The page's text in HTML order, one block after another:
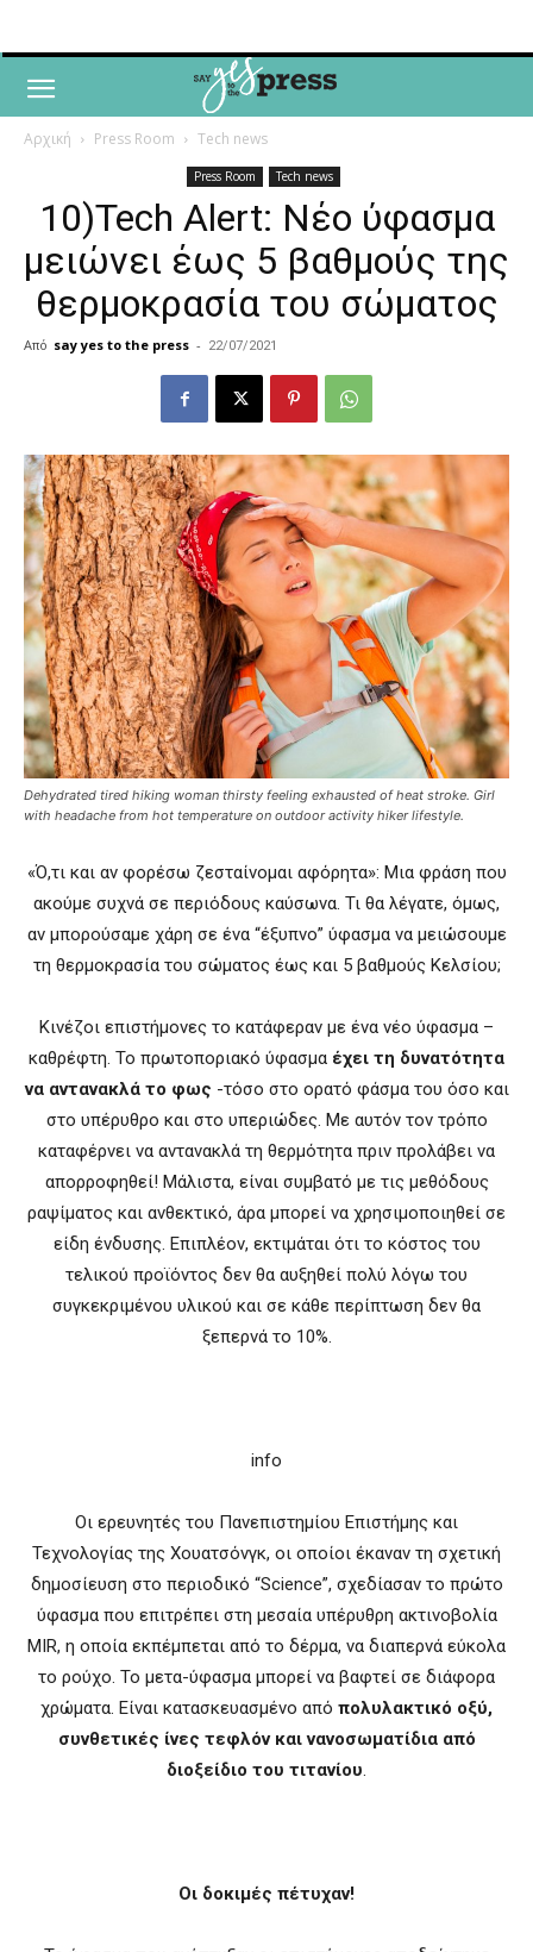
Αρχική Press Room Tech news
Press Room Tech news
10)Tech Alert: Νέο ύφασμα
μειώνει έως 5 βαθμούς της
θερμοκρασία του σώματος
Από say yes to the press - 22/07/2021
Dehydrated tired hiking woman thirsty feeling exhausted of heat stroke. Girl
with headache from hot temperature on outdoor activity hiker lifestyle.
«Ό,τι και αν φορέσω ζεσταίνομαι αφόρητα»: Μια φράση που
ακούμε συχνά σε περιόδους καύσωνα. Τι θα λέγατε, όμως,
αν μπορούσαμε χάρη σε ένα “έξυπνο” ύφασμα να μειώσουμε
τη θερμοκρασία του σώματος έως και 5 βαθμούς Κελσίου;
Κινέζοι επιστήμονες το κατάφεραν με ένα νέο ύφασμα –
καθρέφτη. Το πρωτοποριακό ύφασμα έχει τη δυνατότητα
να αντανακλά το φως -τόσο στο ορατό φάσμα του όσο και
στο υπέρυθρο και στο υπεριώδες. Με αυτόν τον τρόπο
καταφέρνει να αντανακλά τη θερμότητα πριν προλάβει να
απορροφηθεί! Mάλιστα, είναι συμβατό με τις μεθόδους
ραψίματος και ανθεκτικό, άρα μπορεί να χρησιμοποιηθεί σε
είδη ένδυσης. Επιπλέον, εκτιμάται ότι το κόστος του
τελικού προϊόντος δεν θα αυξηθεί πολύ λόγω του
συγκεκριμένου υλικού και σε κάθε περίπτωση δεν θα
ξεπερνά το 10%.
info
Οι ερευνητές του Πανεπιστημίου Επιστήμης και
Τεχνολογίας της Χουατσόνγκ, οι οποίοι έκαναν τη σχετική
δημοσίευση στο περιοδικό “Science”, σχεδίασαν το πρώτο
ύφασμα που επιτρέπει στη μεσαία υπέρυθρη ακτινοβολία
MIR, η οποία εκπέμπεται από το δέρμα, να διαπερνά εύκολα
το ρούχο. Το μετα-ύφασμα μπορεί να βαφτεί σε διάφορα
χρώματα. Είναι κατασκευασμένο από πολυλακτικό οξύ,
συνθετικές ίνες τεφλόν και νανοσωματίδια από
διοξείδιο του τιτανίου.
Οι δοκιμές πέτυχαν!